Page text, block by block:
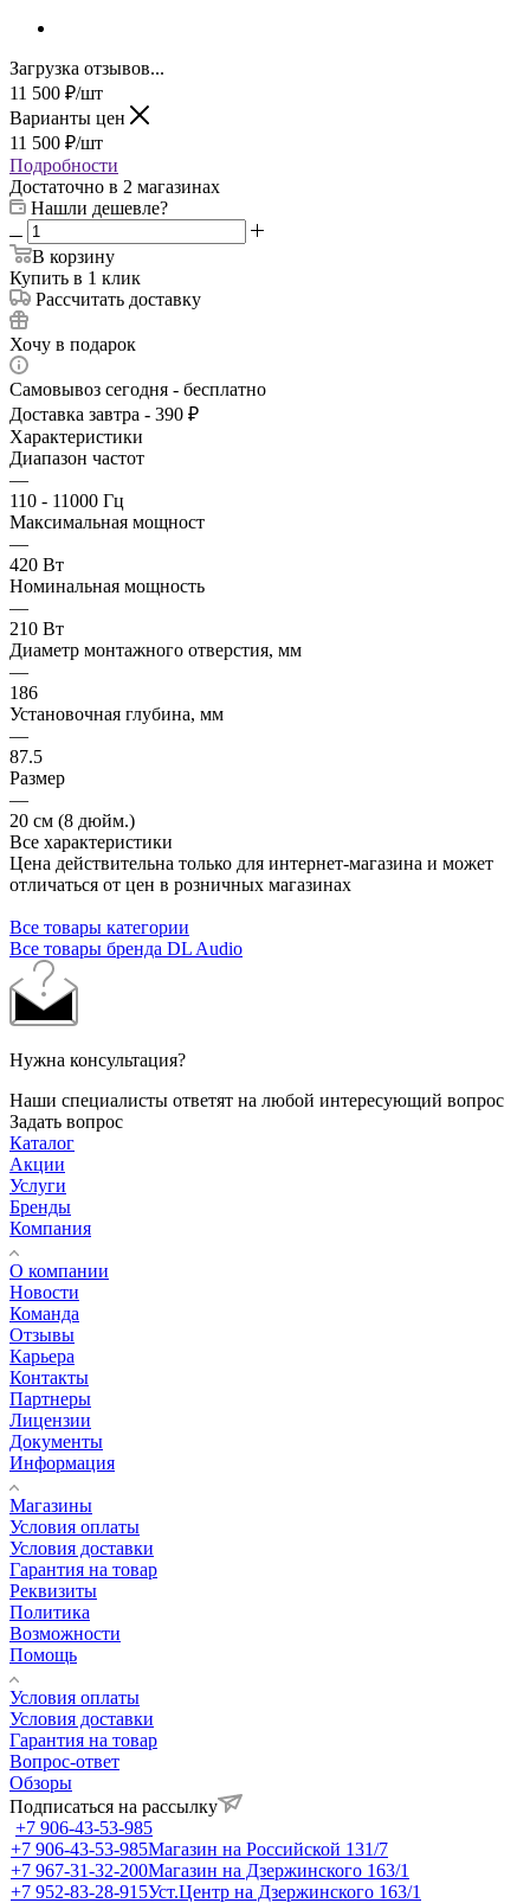
Загрузка отзывов...
11 500 ₽/шт
Варианты цен
11 500 ₽/шт
Подробности
Достаточно в 2 магазинах
Нашли дешевле?
В корзину
Купить в 1 клик
Рассчитать доставку
Хочу в подарок
Самовывоз сегодня - бесплатно
Доставка завтра - 390 ₽
Характеристики
Диапазон частот
—
110 - 11000 Гц
Максимальная мощност
—
420 Вт
Номинальная мощность
—
210 Вт
Диаметр монтажного отверстия, мм
—
186
Установочная глубина, мм
—
87.5
Размер
—
20 см (8 дюйм.)
Все характеристики
Цена действительна только для интернет-магазина и может
отличаться от цен в розничных магазинах
Все товары категории
Все товары бренда DL Audio
Нужна консультация?
Наши специалисты ответят на любой интересующий вопрос
Задать вопрос
Каталог
Акции
Услуги
Бренды
Компания
О компании
Новости
Команда
Отзывы
Карьера
Контакты
Партнеры
Лицензии
Документы
Информация
Магазины
Условия оплаты
Условия доставки
Гарантия на товар
Реквизиты
Политика
Возможности
Помощь
Условия оплаты
Условия доставки
Гарантия на товар
Вопрос-ответ
Обзоры
Подписаться на рассылку
+7 906-43-53-985
+7 906-43-53-985Магазин на Российской 131/7
+7 967-31-32-200Магазин на Дзержинского 163/1
+7 952-83-28-915Уст.Центр на Дзержинского 163/1